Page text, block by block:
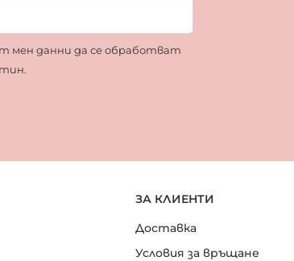
мен данни да се обработват
ЗА КЛИЕНТИ
Доставка
Условия за връщане